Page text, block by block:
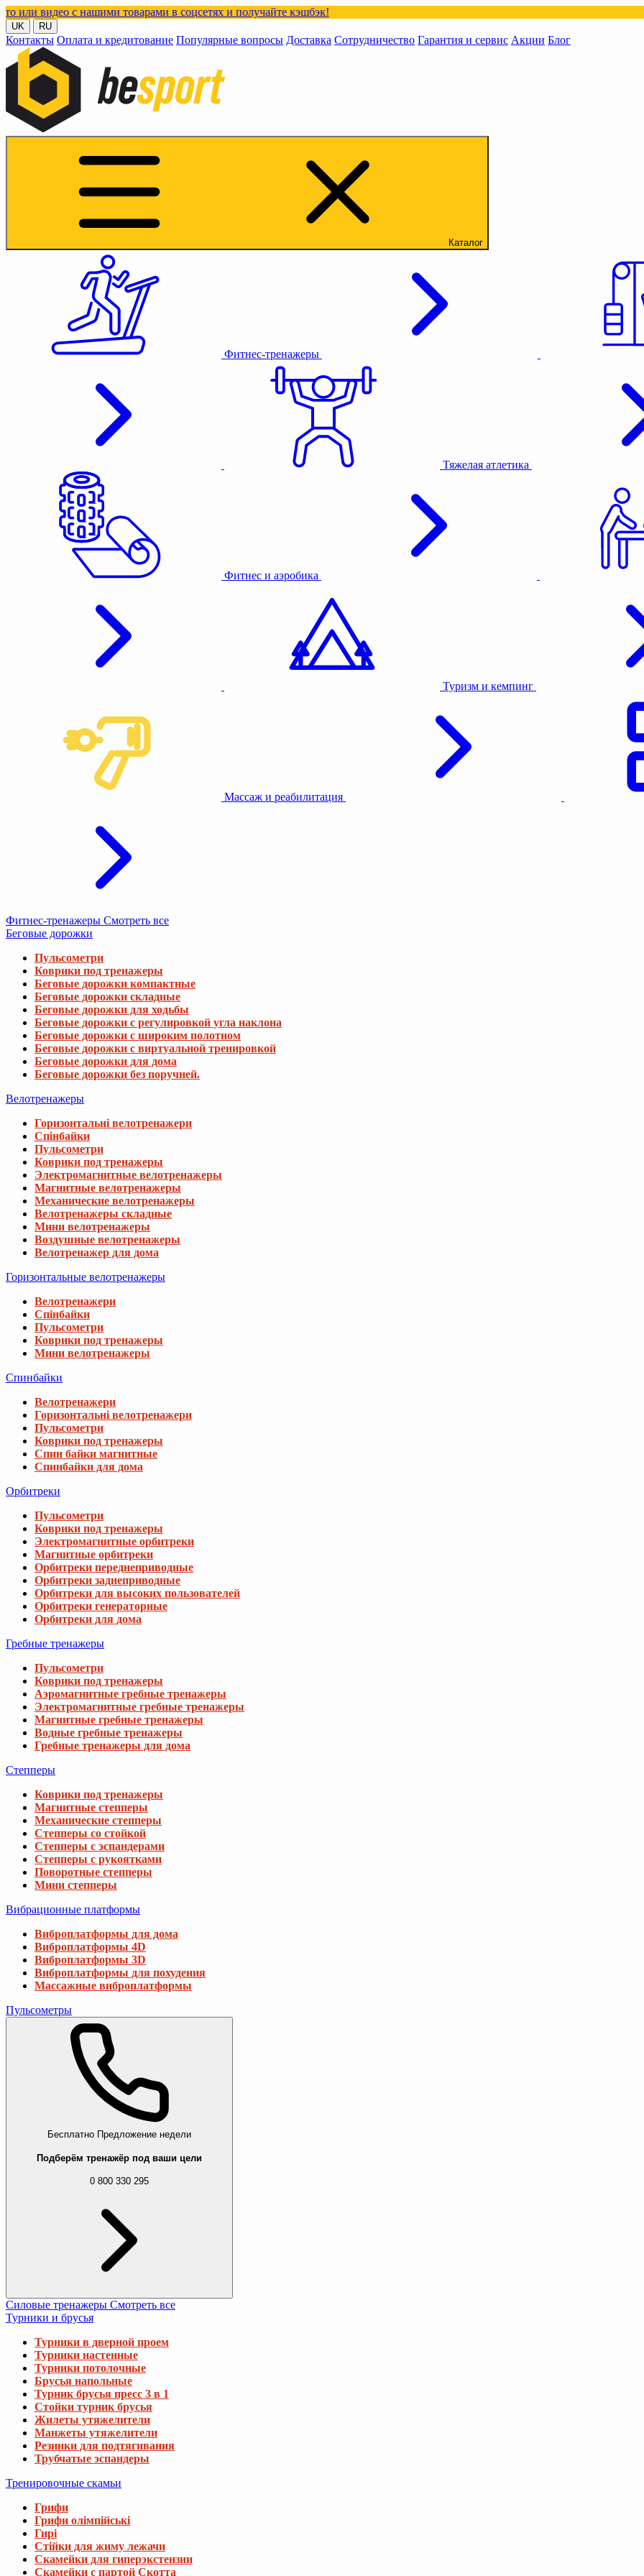
с нашими товарами в соцсетях и получайте кэшбэк!
UK RU
Контакты Оплата и кредитование Популярные вопросы Доставка Сотрудничество Гарантия и сервис Акции Блог
Каталог
Фитнес-тренажеры
Тяжелая атлетика
Фитнес и аэробика
Коврики под тренажеры
Беговые дорожки компактные
Беговые дорожки складные
Беговые дорожки с широким полотном
Беговые дорожки с виртуальной тренировкой
Беговые дорожки без поручней.
Велотренажеры
Горизонтальні велотренажери
Спінбайки
Пульсометри
Коврики под тренажеры
Электромагнитные велотренажеры
Магнитные велотренажеры
Велотренажеры складные
Мини велотренажеры
Воздушные велотренажеры
Велотренажер для дома
Горизонтальные велотренажеры
Велотренажери
Спінбайки
Пульсометри
Коврики под тренажеры
Мини велотренажеры
Горизонтальні велотренажери
Пульсометри
Коврики под тренажеры
Спин байки магнитные
Спинбайки для дома
Орбитреки
Пульсометри
Коврики под тренажеры
Электромагнитные орбитреки
Магнитные орбитреки
Орбитреки переднеприводные
Орбитреки заднеприводные
Орбитреки генераторные
Гребные тренажеры
Пульсометри
Коврики под тренажеры
Аэромагнитные гребные тренажеры
Электромагнитные гребные тренажеры
Магнитные гребные тренажеры
Водные гребные тренажеры
Коврики под тренажеры
Магнитные степперы
Механические степперы
Степперы со стойкой
Степперы с эспандерами
Степперы с рукоятками
Мини степперы
Вибрационные платформы
Виброплатформы для дома
Виброплатформы 4D
Виброплатформы 3D
Виброплатформы для похудения
Массажные виброплатформы
Бесплатно Предложение недели
Подберём тренажёр под ваши цели
0 800 330 295
Турники в дверной проем
Турники настенные
Турники потолочные
Брусья напольные
Стойки турник брусья
Жилеты утяжелители
Манжеты утяжелители
Резинки для подтягивания
Трубчатые эспандеры
Тренировочные скамьи
Грифи
Грифи олімпійські
Гирі
Стійки для жиму лежачи
Скамейки для гиперэкстензии
Скамейки с партой Скотта
Скамейки для жима со стойками
Скамейки для жима горизонтальные
Скамейки для жима универсальные
Скамьи для приседаний
Стойки для грифов и дисков
Извините, этот товар отсутствует на складе
Мы подобрали для вас похожие товары
Бразильское кресло - гамак Outtec Boho XXL бежевый
1 718 грн
1 638 грн
Бразильский гамак Di Volio Bari кремовый
1 828 грн3 557 грн
Гамак Jumi Garden тканевый с чехлом тропик
918 грн